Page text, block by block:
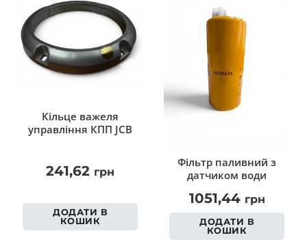
Кільце важеля
управління КПП JCB
241,62 грн
ДОДАТИ В
КОШИК
Фільтр паливний з
датчиком води
1051,44 грн
ДОДАТИ В
КОШИК